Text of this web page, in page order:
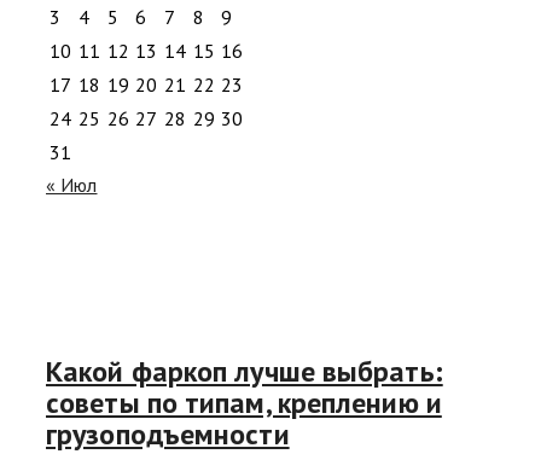
3 4 5 6 7 8
9
10 11 12 13 14 15 16
17 18 19 20 21 22 23
24 25 26 27 28 29 30
31
« Июл
Какой фаркоп лучше выбрать:
советы по типам, креплению и
грузоподъемности